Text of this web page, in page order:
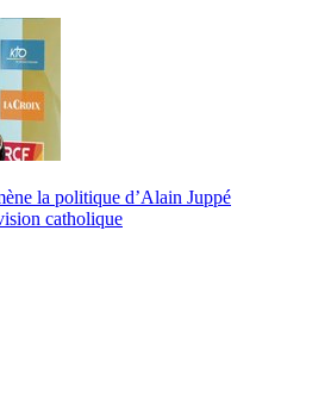
la politique d’Alain Juppé
catholique